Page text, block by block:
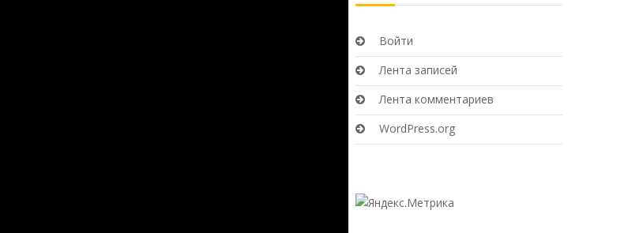
Войти
Лента записей
Лента комментариев
WordPress.org